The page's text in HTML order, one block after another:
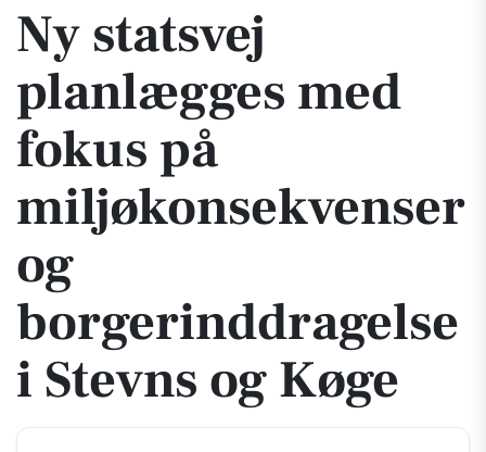
Ny statsvej
planlægges med
fokus på
miljøkonsekvenser
og
borgerinddragelse
i Stevns og Køge